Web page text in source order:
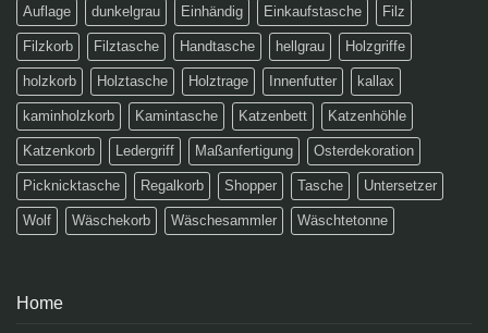
Auflage dunkelgrau Einhändig Einkaufstasche Filz
Filzkorb Filztasche Handtasche hellgrau Holzgriffe
holzkorb Holztasche Holztrage Innenfutter kallax
kaminholzkorb Kamintasche Katzenbett Katzenhöhle
Katzenkorb Ledergriff Maßanfertigung Osterdekoration
Picknicktasche Regalkorb Shopper Tasche Untersetzer
Wolf Wäschekorb Wäschesammler Wäschtetonne
Home